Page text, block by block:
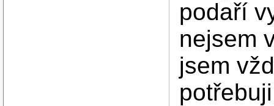
podaří
nejsem
jsem